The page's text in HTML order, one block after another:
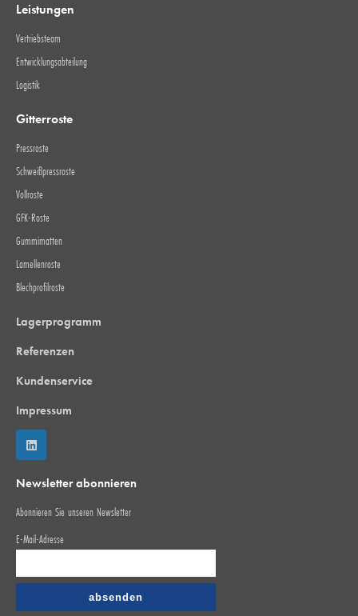
Leistungen
Vertriebsteam
Entwicklungsabteilung
Logistik
Gitterroste
Pressroste
Schweißpressroste
Vollroste
GFK-Roste
Gummimatten
Lamellenroste
Blechprofilroste
Lagerprogramm
Referenzen
Kundenservice
Impressum
Newsletter abonnieren
Abonnieren Sie unseren Newsletter
E-Mail-Adresse